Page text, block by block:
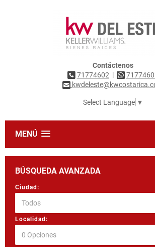
Contáctenos
71774602 |
Select Language ▼
MENÚ
BÚSQUEDA AVANZADA
Ciudad:
Todos
Localidad:
0 Opciones